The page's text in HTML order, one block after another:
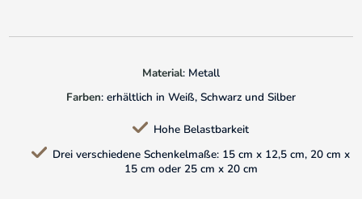
Hohe Belastbarkeit
Drei verschiedene Schenkelmaße: 15 cm x 12,5 cm, 20 cm x
15 cm oder 25 cm x 20 cm
Material: Metall
Farben: erhältlich in Weiß, Schwarz und Silber